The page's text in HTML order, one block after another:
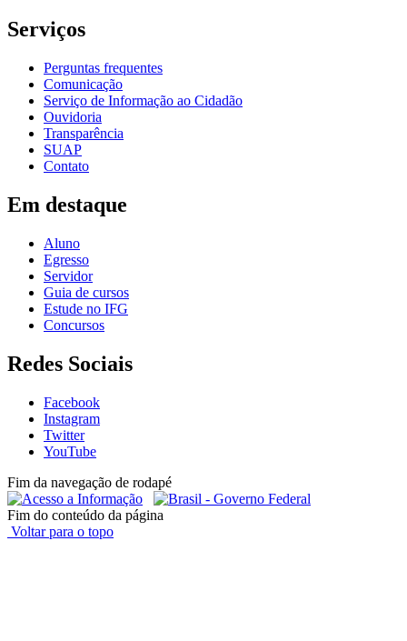
Serviços
Perguntas frequentes
Comunicação
Serviço de Informação ao Cidadão
Ouvidoria
Transparência
SUAP
Contato
Em destaque
Aluno
Egresso
Servidor
Guia de cursos
Estude no IFG
Concursos
Redes Sociais
Facebook
Instagram
Twitter
YouTube
Fim da navegação de rodapé
Fim do conteúdo da página
Voltar para o topo